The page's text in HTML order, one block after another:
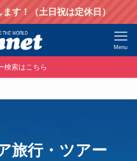
す！（土日祝は定休日）
Menu
検索はこちら
旅行・ツアー